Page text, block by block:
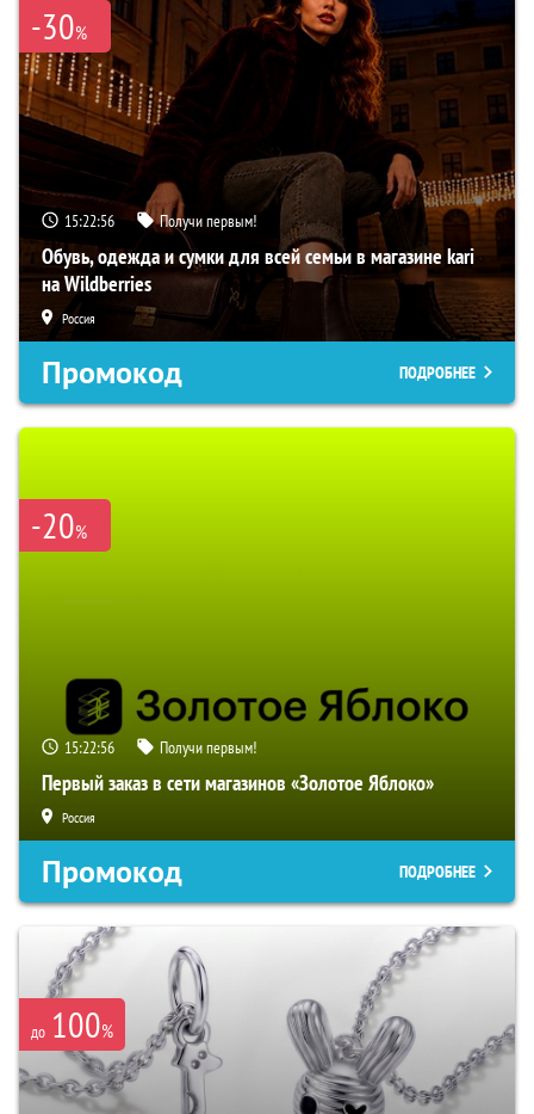
-30%
15:22:55 Получи первым!
Обувь, одежда и сумки для всей семьи в магазине kari
на Wildberries
Россия
Промокод ПОДРОБНЕЕ
-20%
15:22:55 Получи первым!
Первый заказ в сети магазинов «Золотое Яблоко»
Россия
Промокод ПОДРОБНЕЕ
до 100%